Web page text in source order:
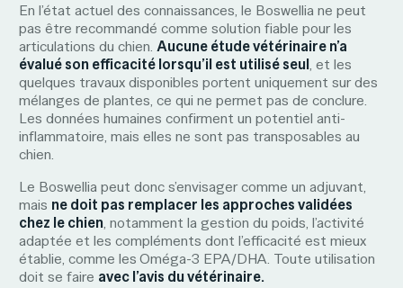
En l’état actuel des connaissances, le Boswellia ne peut
pas être recommandé comme solution fiable pour les
articulations du chien.Aucune étude vétérinaire n’a
évalué son efficacité lorsqu’il est utilisé seul, et les
quelques travaux disponibles portent uniquement sur des
mélanges de plantes, ce qui ne permet pas de conclure.
Les données humaines confirment un potentiel anti-
inflammatoire, mais elles ne sont pas transposables au
chien.
Le Boswellia peut donc s’envisager comme un adjuvant,
mais ne doit pas remplacer les approches validées
chez le chien, notamment la gestion du poids, l’activité
adaptée et les compléments dont l’efficacité est mieux
établie, comme lesOméga-3 EPA/DHA. Toute utilisation
doit se faire avec l’avis du vétérinaire.